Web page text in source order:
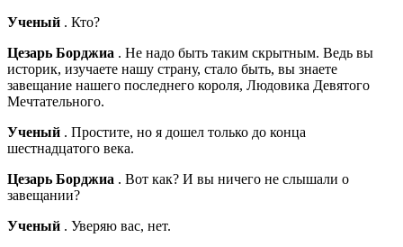
Ученый . Кто?
Цезарь Борджиа . Не надо быть таким скрытным. Ведь вы
историк, изучаете нашу страну, стало быть, вы знаете
завещание нашего последнего короля, Людовика Девятого
Мечтательного.
Ученый . Простите, но я дошел только до конца
шестнадцатого века.
Цезарь Борджиа . Вот как? И вы ничего не слышали о
завещании?
Ученый . Уверяю вас, нет.